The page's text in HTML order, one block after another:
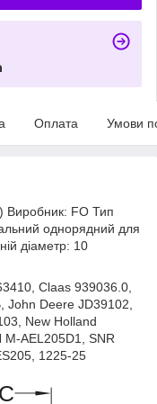
Оплата Умови
Виробник: FO Тип
однорядний для
діаметр: 10
Claas 939036.0,
John Deere JD39102,
New Holland
AEL205D1, SNR
1225-25